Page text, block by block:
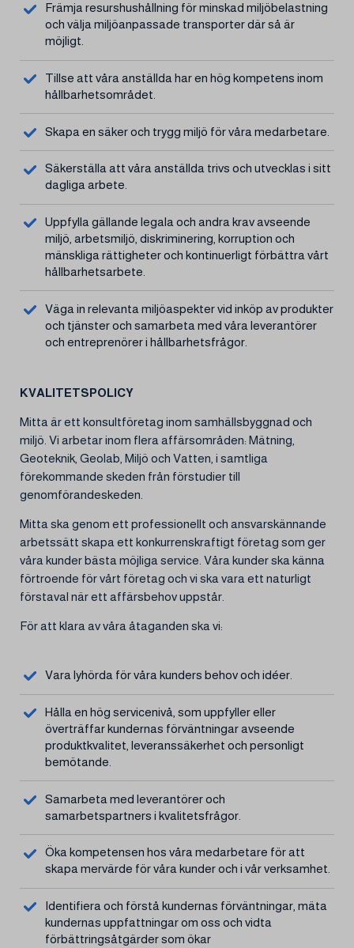
Främja resurshushållning för minskad miljöbelastning
och välja miljöanpassade transporter där så är
möjligt.
Tillse att våra anställda har en hög kompetens inom
hållbarhetsområdet.
Skapa en säker och trygg miljö för våra medarbetare.
Säkerställa att våra anställda trivs och utvecklas i sitt
dagliga arbete.
Uppfylla gällande legala och andra krav avseende
miljö, arbetsmiljö, diskriminering, korruption och
mänskliga rättigheter och kontinuerligt förbättra vårt
hållbarhetsarbete.
Väga in relevanta miljöaspekter vid inköp av produkter
och tjänster och samarbeta med våra leverantörer
och entreprenörer i hållbarhetsfrågor.
KVALITETSPOLICY
Mitta är ett konsultföretag inom samhällsbyggnad och
miljö. Vi arbetar inom flera affärsområden: Mätning,
Geoteknik, Geolab, Miljö och Vatten, i samtliga
förekommande skeden från förstudier till
genomförandeskeden.
Mitta ska genom ett professionellt och ansvarskännande
arbetssätt skapa ett konkurrenskraftigt företag som ger
våra kunder bästa möjliga service. Våra kunder ska känna
förtroende för vårt företag och vi ska vara ett naturligt
förstaval när ett affärsbehov uppstår.
För att klara av våra åtaganden ska vi:
Vara lyhörda för våra kunders behov och idéer.
Hålla en hög servicenivå, som uppfyller eller
överträffar kundernas förväntningar avseende
produktkvalitet, leveranssäkerhet och personligt
bemötande.
Samarbeta med leverantörer och
samarbetspartners i kvalitetsfrågor.
Öka kompetensen hos våra medarbetare för att
skapa mervärde för våra kunder och i vår verksamhet.
Identifiera och förstå kundernas förväntningar, mäta
kundernas uppfattningar om oss och vidta
förbättringsåtgärder som ökar